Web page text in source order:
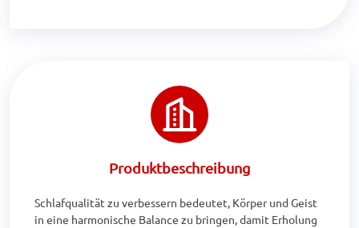
Produktbeschreibung
Schlafqualität zu verbessern bedeutet, Körper und Geist
in eine harmonische Balance zu bringen, damit Erholung